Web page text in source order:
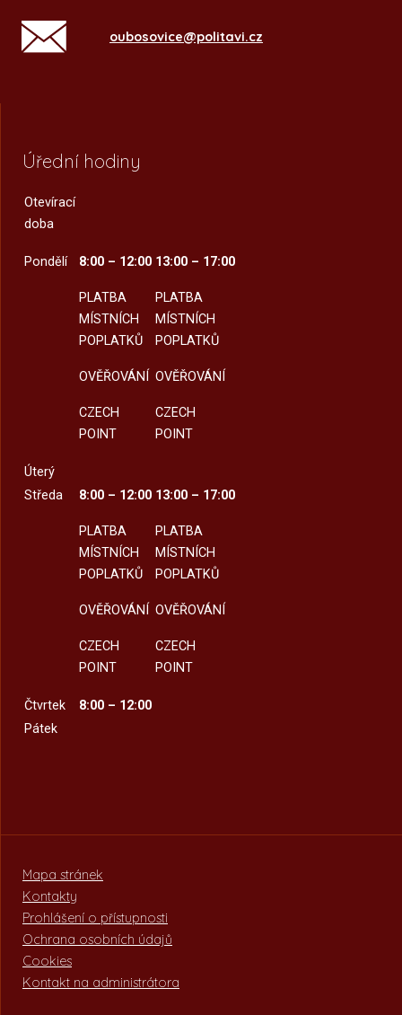
oubosovice@politavi.cz
Úřední hodiny
Otevírací
doba
Pondělí 8:00 – 12:00
PLATBA
MÍSTNÍCH
POPLATKŮ
OVĚŘOVÁNÍ
CZECH
POINT
13:00 – 17:00
PLATBA
MÍSTNÍCH
POPLATKŮ
OVĚŘOVÁNÍ
CZECH
POINT
Úterý
Středa
8:00 – 12:00
PLATBA
MÍSTNÍCH
POPLATKŮ
OVĚŘOVÁNÍ
CZECH
POINT
13:00 – 17:00
PLATBA
MÍSTNÍCH
POPLATKŮ
OVĚŘOVÁNÍ
CZECH
POINT
Čtvrtek
8:00 – 12:00
Pátek
Mapa stránek
Kontakty
Prohlášení o přístupnosti
Ochrana osobních údajů
Cookies
Kontakt na administrátora